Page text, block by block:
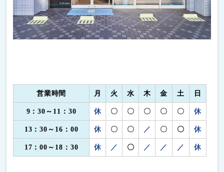
営業時間 月 火 水 木 金 土 日
9：30～11：30 休 〇 〇 〇 〇 〇 休
13：30～16：00 休 〇 〇 ／ 〇 〇 休
17：00～18：30 休 ／ 〇 ／ ／ ／ 休